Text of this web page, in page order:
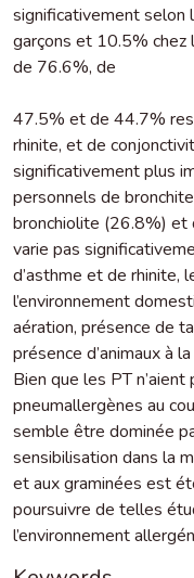
significativement selon
garçons et 10.5%
de 76.6%, de
47.5% et de 44.7%
rhinite, et de
significativement plus
personnels de
bronchiolite (26.8%) et
varie pas
d’asthme et de rhinite,
l’environnement
aération, présence de
présence d’animaux à
Bien que les PT
pneumallergènes au
semble être dominée
sensibilisation dans la
et aux graminées est
poursuivre de telles
l’environnement